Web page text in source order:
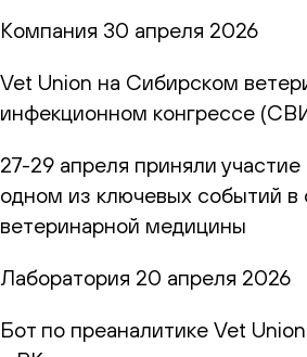
Компания 30 апреля 2026
Vet Union на Сибирском
инфекционном конгрессе
27-29 апреля приняли
одном из ключевых событий в
ветеринарной медицины
Лаборатория 20 апреля 2026
Бот по преаналитике Vet